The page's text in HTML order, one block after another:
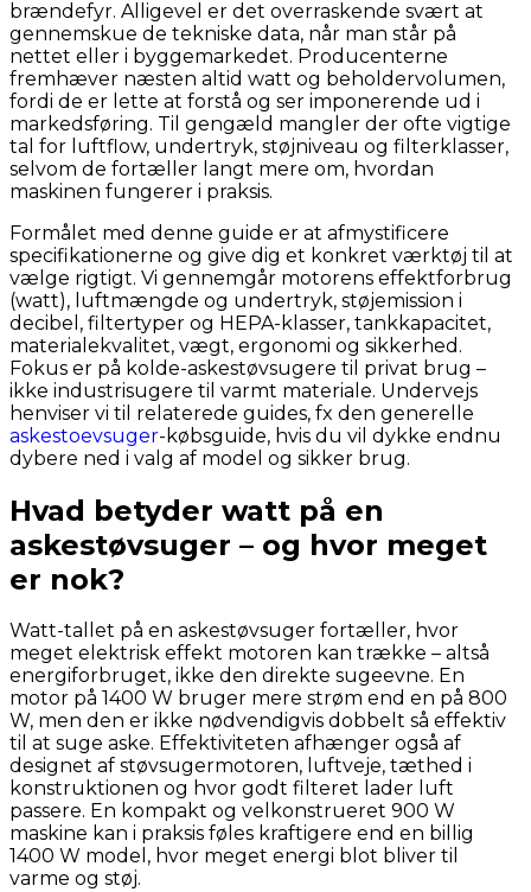
brændefyr. Alligevel er det overraskende svært at
gennemskue de tekniske data, når man står på
nettet eller i byggemarkedet. Producenterne
fremhæver næsten altid watt og beholdervolumen,
fordi de er lette at forstå og ser imponerende ud i
markedsføring. Til gengæld mangler der ofte vigtige
tal for luftflow, undertryk, støjniveau og filterklasser,
selvom de fortæller langt mere om, hvordan
maskinen fungerer i praksis.
Formålet med denne guide er at afmystificere
specifikationerne og give dig et konkret værktøj til at
vælge rigtigt. Vi gennemgår motorens effektforbrug
(watt), luftmængde og undertryk, støjemission i
decibel, filtertyper og HEPA-klasser, tankkapacitet,
materialekvalitet, vægt, ergonomi og sikkerhed.
Fokus er på kolde-askestøvsugere til privat brug –
ikke industrisugere til varmt materiale. Undervejs
henviser vi til relaterede guides, fx den generelle
askestoevsuger-købsguide, hvis du vil dykke endnu
dybere ned i valg af model og sikker brug.
Hvad betyder watt på en
askestøvsuger – og hvor meget
er nok?
Watt-tallet på en askestøvsuger fortæller, hvor
meget elektrisk effekt motoren kan trække – altså
energiforbruget, ikke den direkte sugeevne. En
motor på 1400 W bruger mere strøm end en på 800
W, men den er ikke nødvendigvis dobbelt så effektiv
til at suge aske. Effektiviteten afhænger også af
designet af støvsugermotoren, luftveje, tæthed i
konstruktionen og hvor godt filteret lader luft
passere. En kompakt og velkonstrueret 900 W
maskine kan i praksis føles kraftigere end en billig
1400 W model, hvor meget energi blot bliver til
varme og støj.